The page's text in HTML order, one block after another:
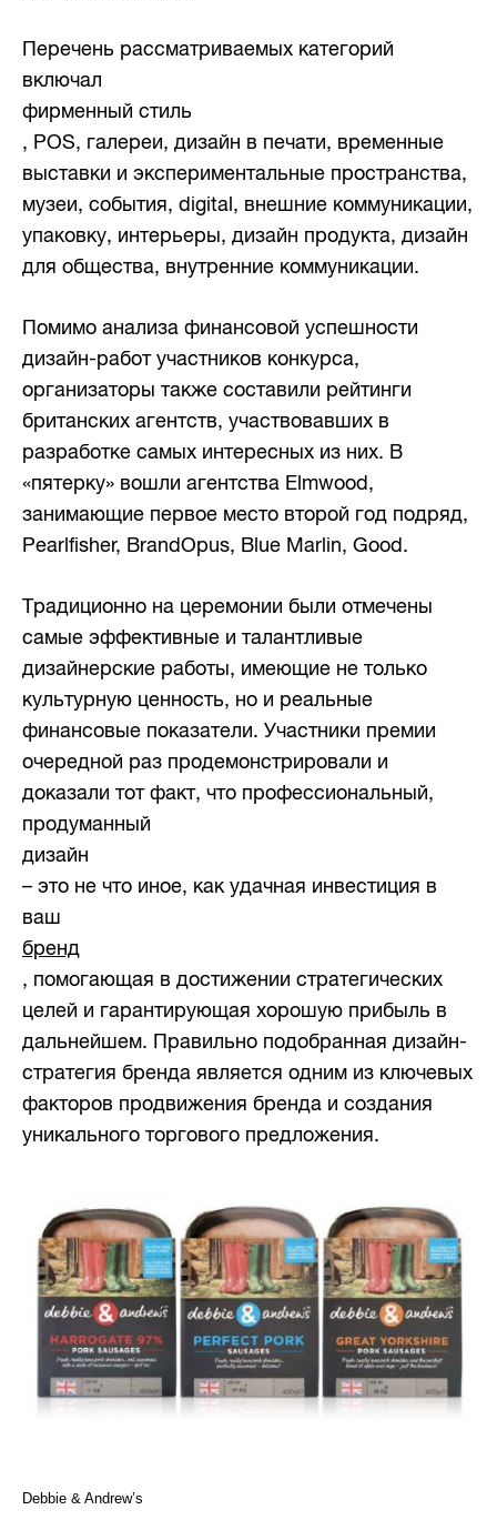
Перечень рассматриваемых категорий
включал
фирменный стиль
, POS, галереи, дизайн в печати, временные
выставки и экспериментальные пространства,
музеи, события, digital, внешние коммуникации,
упаковку, интерьеры, дизайн продукта, дизайн
для общества, внутренние коммуникации.
Помимо анализа финансовой успешности
дизайн-работ участников конкурса,
организаторы также составили рейтинги
британских агентств, участвовавших в
разработке самых интересных из них. В
«пятерку» вошли агентства Elmwood,
занимающие первое место второй год подряд,
Pearlfisher, BrandOpus, Blue Marlin, Good.
Традиционно на церемонии были отмечены
самые эффективные и талантливые
дизайнерские работы, имеющие не только
культурную ценность, но и реальные
финансовые показатели. Участники премии
очередной раз продемонстрировали и
доказали тот факт, что профессиональный,
продуманный
дизайн
– это не что иное, как удачная инвестиция в
ваш
бренд
, помогающая в достижении стратегических
целей и гарантирующая хорошую прибыль в
дальнейшем. Правильно подобранная дизайн-
стратегия бренда является одним из ключевых
факторов продвижения бренда и создания
уникального торгового предложения.
Debbie & Andrew’s